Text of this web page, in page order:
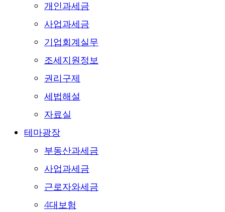
개인과세금
사업과세금
기업회계실무
조세지원정보
권리구제
세법해설
자료실
테마광장
부동산과세금
사업과세금
근로자와세금
4대보험